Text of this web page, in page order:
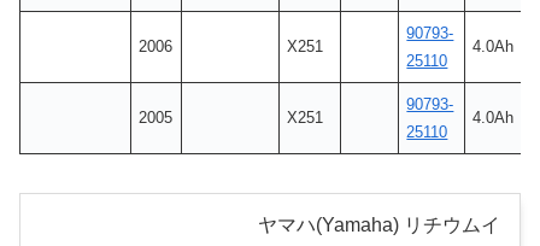
2006 X251
90793-
25110
4.0Ah
2005 X251
90793-
25110
4.0Ah
ヤマハ(Yamaha) リチウムイ